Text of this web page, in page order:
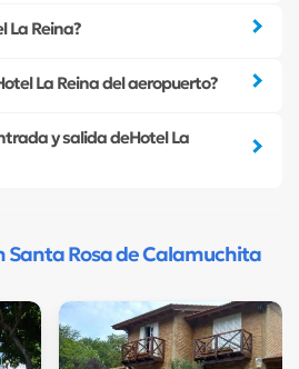
La Reina?
La Reina del aeropuerto?
y salida deHotel La
Santa Rosa de Calamuchita